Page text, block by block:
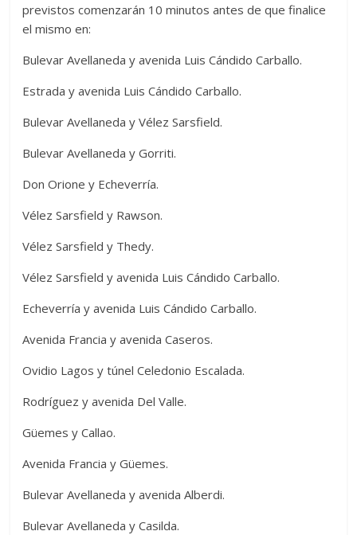
previstos comenzarán 10 minutos antes de que finalice
el mismo en:
Bulevar Avellaneda y avenida Luis Cándido Carballo.
Estrada y avenida Luis Cándido Carballo.
Bulevar Avellaneda y Vélez Sarsfield.
Bulevar Avellaneda y Gorriti.
Don Orione y Echeverría.
Vélez Sarsfield y Rawson.
Vélez Sarsfield y Thedy.
Vélez Sarsfield y avenida Luis Cándido Carballo.
Echeverría y avenida Luis Cándido Carballo.
Avenida Francia y avenida Caseros.
Ovidio Lagos y túnel Celedonio Escalada.
Rodríguez y avenida Del Valle.
Güemes y Callao.
Avenida Francia y Güemes.
Bulevar Avellaneda y avenida Alberdi.
Bulevar Avellaneda y Casilda.